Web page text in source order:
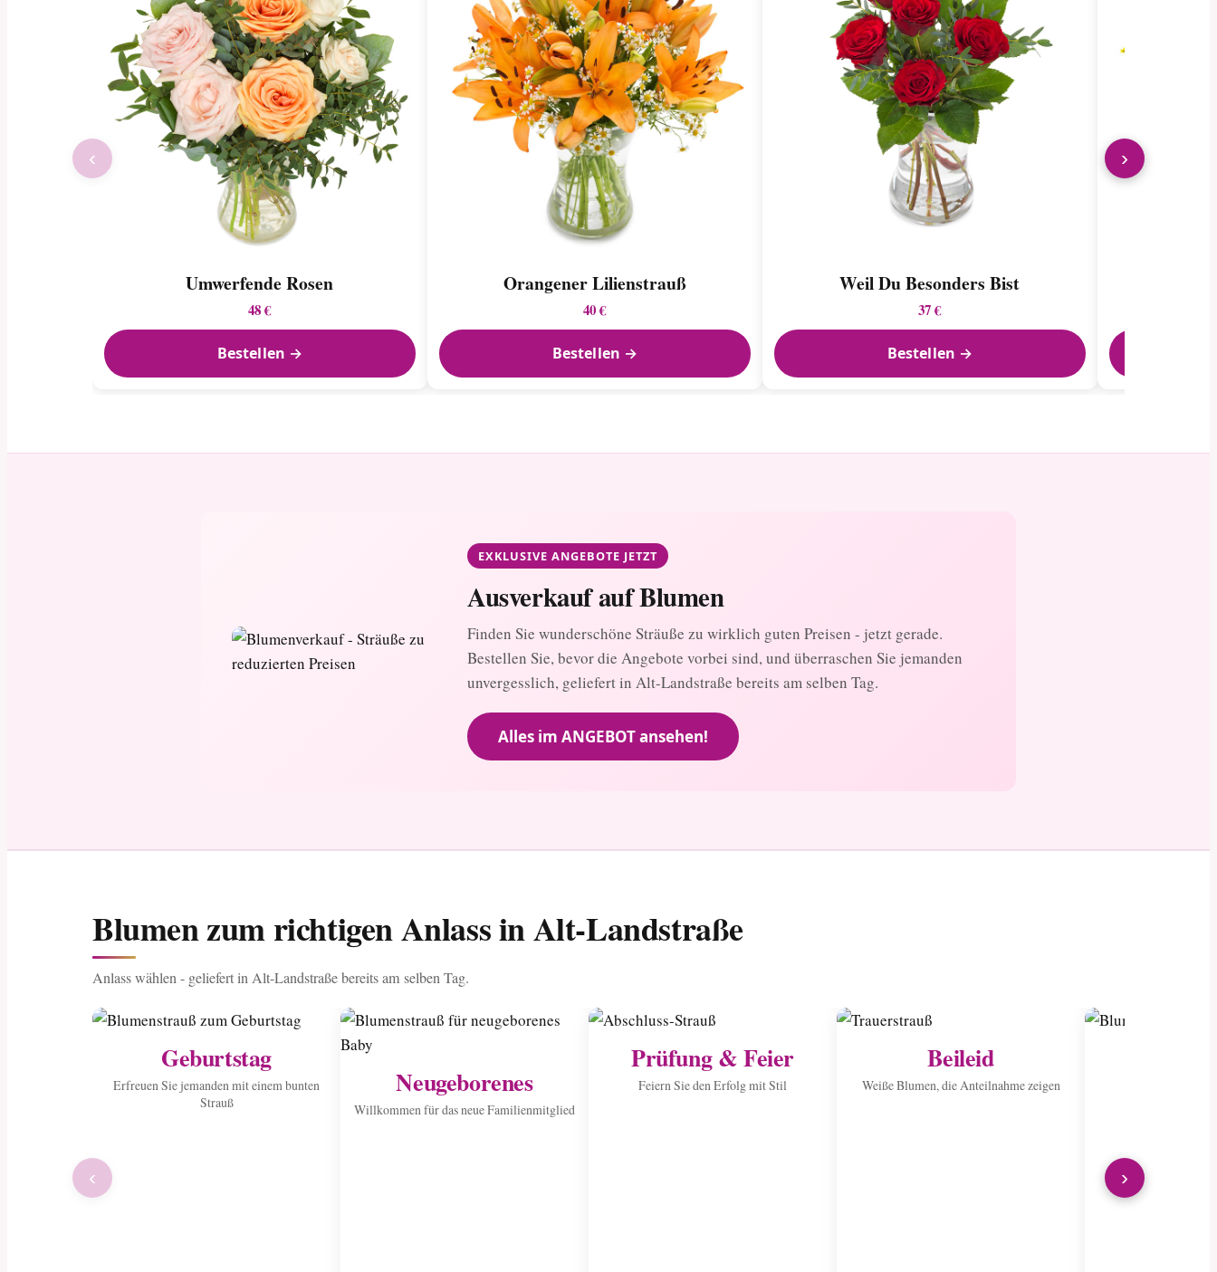
Umwerfende Rosen
48 €
Bestellen →
Orangener Lilienstrauß
40 €
Bestellen →
Weil Du Besonders Bist
37 €
Bestellen →
‹ ›
EXKLUSIVE ANGEBOTE JETZT
Ausverkauf auf Blumen
Finden Sie wunderschöne Sträuße zu wirklich guten Preisen - jetzt gerade.
Bestellen Sie, bevor die Angebote vorbei sind, und überraschen Sie jemanden
unvergesslich, geliefert in Alt-Landstraße bereits am selben Tag.
Alles im ANGEBOT ansehen!
Blumen zum richtigen Anlass in Alt-Landstraße
Anlass wählen - geliefert in Alt-Landstraße bereits am selben Tag.
Geburtstag
Erfreuen Sie jemanden mit einem bunten
Strauß
Neugeborenes
Willkommen für das neue Familienmitglied
Prüfung & Feier
Feiern Sie den Erfolg mit Stil
Beileid
Weiße Blumen, die Anteilnahme zeigen
‹ ›